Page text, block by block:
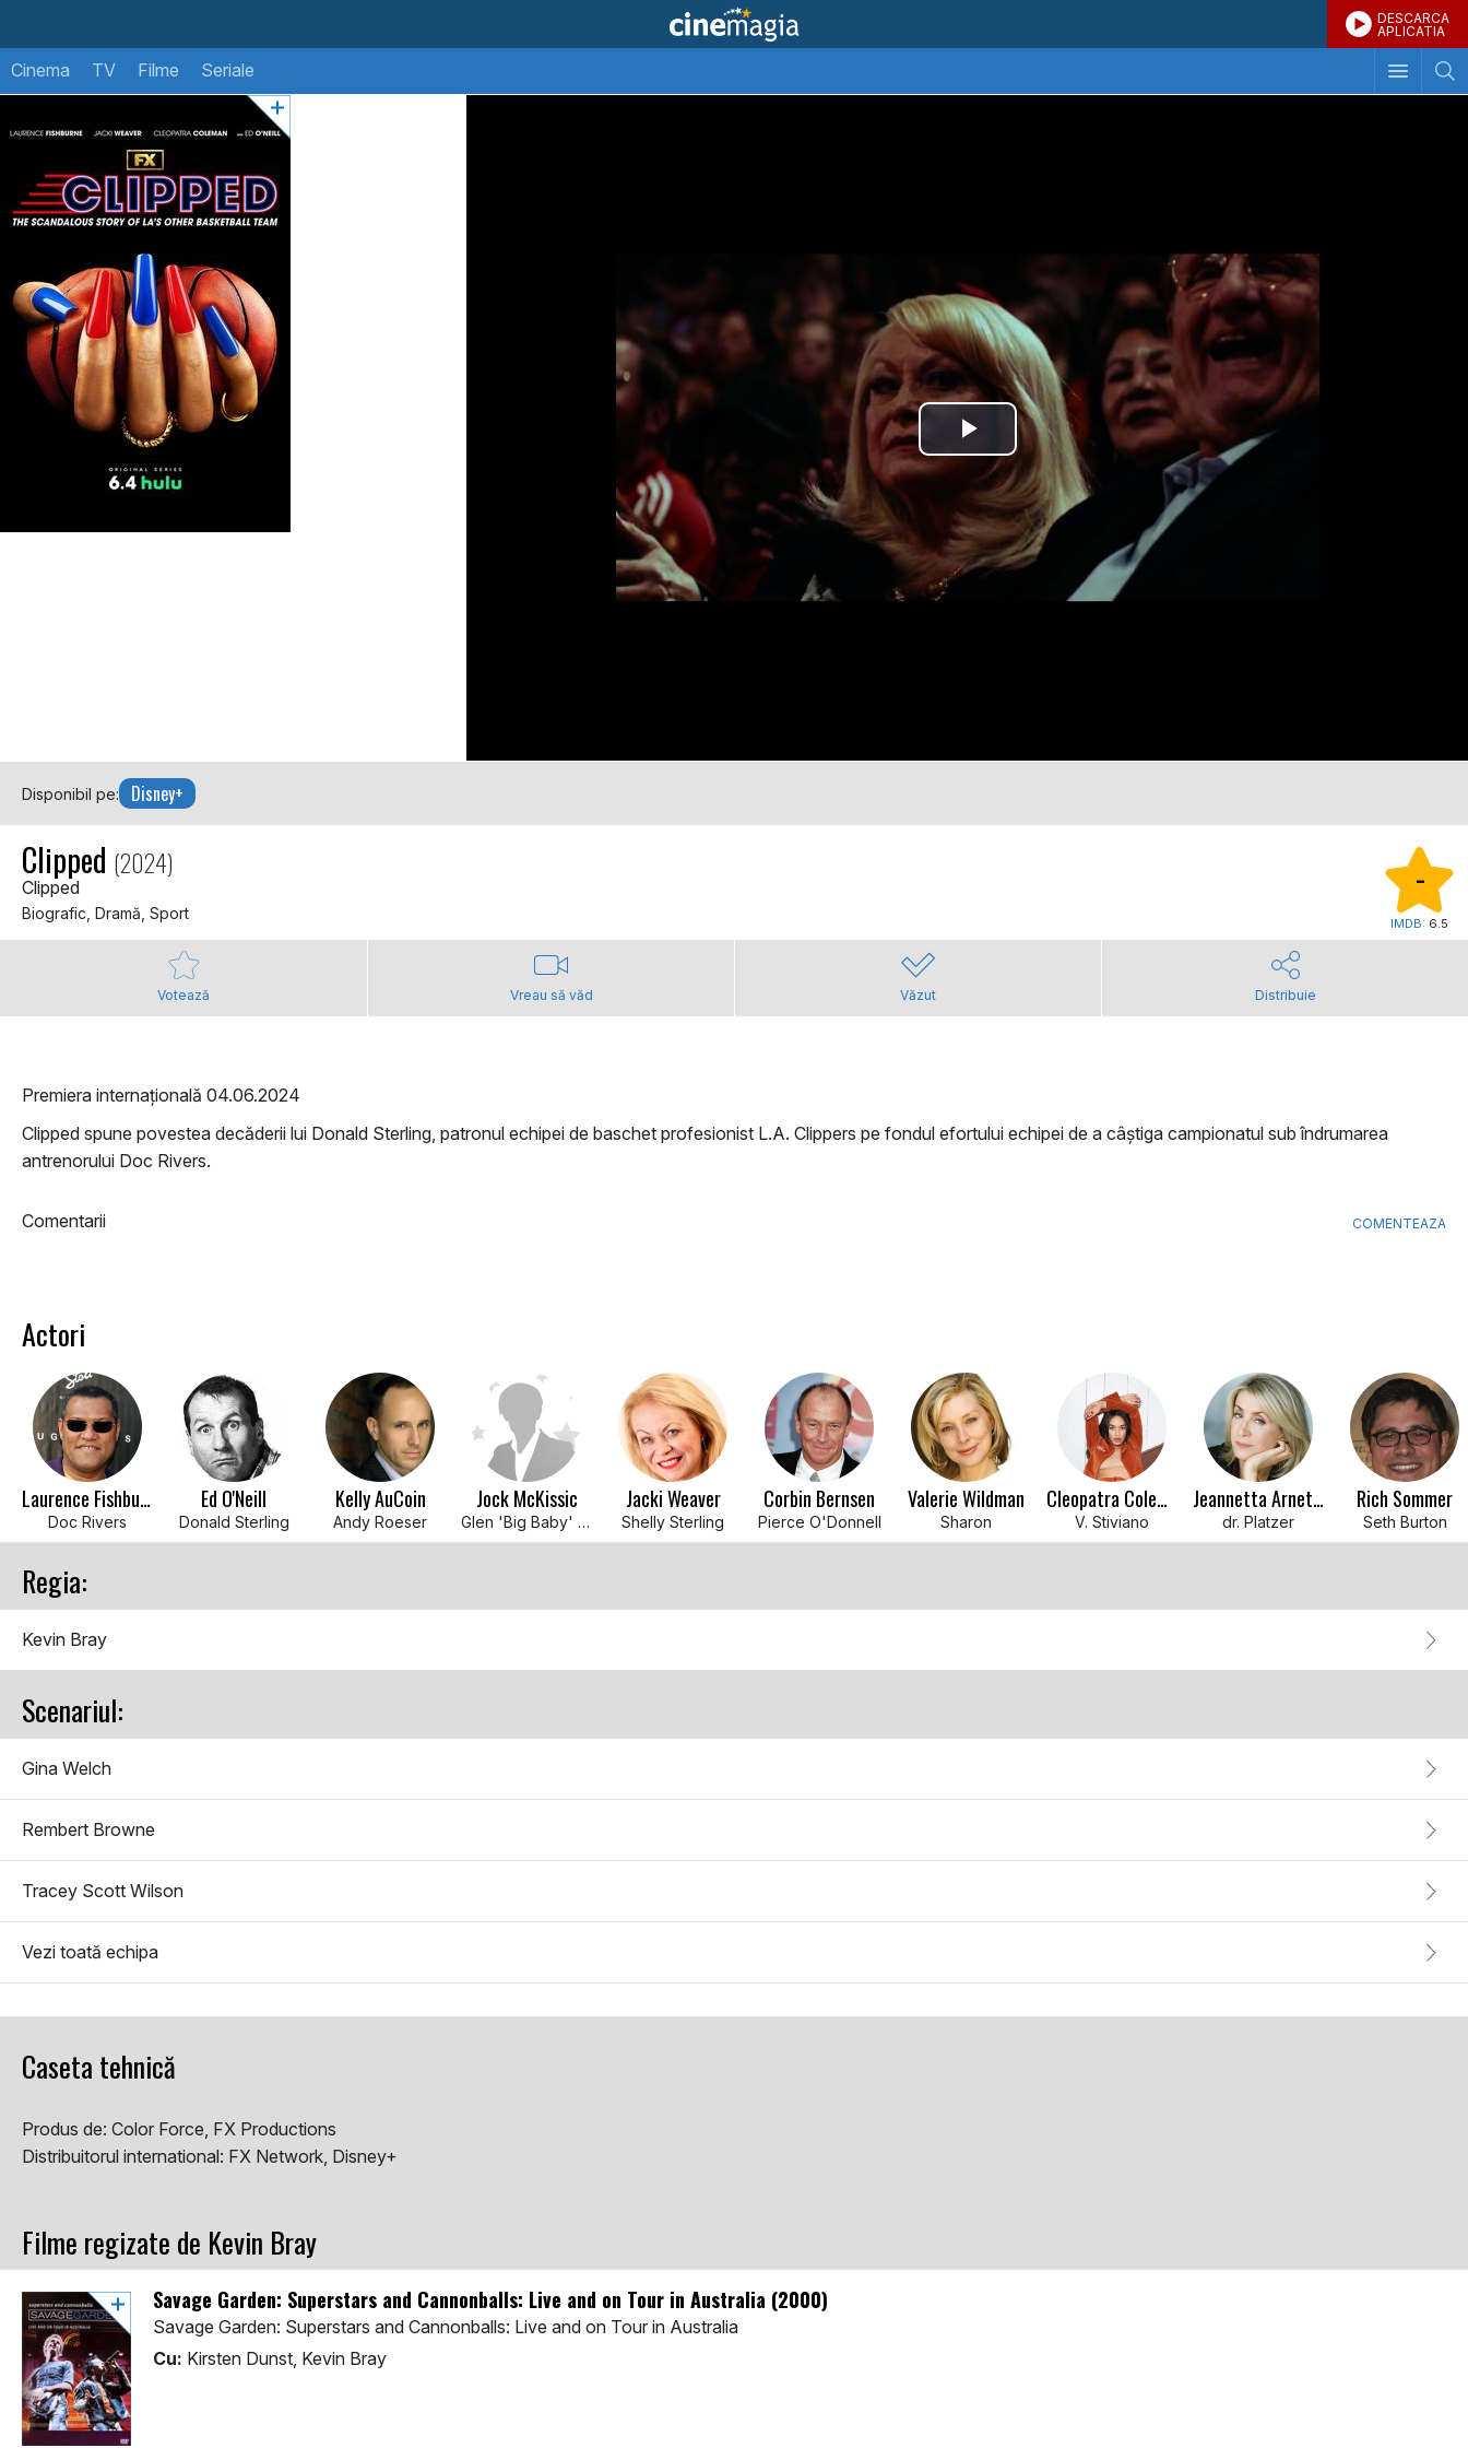
DESCARCA
APLICATIA
Cinema TV Filme Seriale
Disponibil pe: Disney+
Clipped (2024)
Clipped
Biografic, Dramă, Sport
-
IMDB: 6.5
Votează Vreau să văd Văzut Distribuie
Premiera internațională 04.06.2024
Clipped spune povestea decăderii lui Donald Sterling, patronul echipei de baschet profesionist L.A. Clippers pe fondul efortului echipei de a câștiga campionatul sub îndrumarea
antrenorului Doc Rivers.
Comentarii COMENTEAZA
Actori
Laurence Fishburne
Doc Rivers
Ed O'Neill
Donald Sterling
Kelly AuCoin
Andy Roeser
Jock McKissic
Glen 'Big Baby' Davis
Jacki Weaver
Shelly Sterling
Corbin Bernsen
Pierce O'Donnell
Valerie Wildman
Sharon
Cleopatra Coleman
V. Stiviano
Jeannetta Arnette
dr. Platzer
Rich Sommer
Seth Burton
Regia:
Kevin Bray
Scenariul:
Gina Welch
Rembert Browne
Tracey Scott Wilson
Vezi toată echipa
Caseta tehnică
Produs de: Color Force, FX Productions
Distribuitorul international: FX Network, Disney+
Filme regizate de Kevin Bray
Savage Garden: Superstars and Cannonballs: Live and on Tour in Australia (2000)
Savage Garden: Superstars and Cannonballs: Live and on Tour in Australia
Cu: Kirsten Dunst, Kevin Bray